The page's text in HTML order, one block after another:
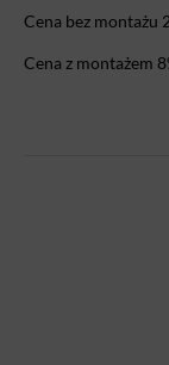
Cena bez montażu
Cena z montażem